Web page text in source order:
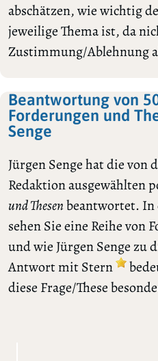
abschätzen, wie wichtig
jeweilige Thema ist, da
Zustimmung/Ablehnung
Beantwortung von
Forderungen und
Senge
Jürgen Senge hat die von
Redaktion ausgewählten
und Thesenbeantwortet. In
sehen Sie eine Reihe von
und wie Jürgen Senge zu
Antwort mit Stern
diese Frage/These